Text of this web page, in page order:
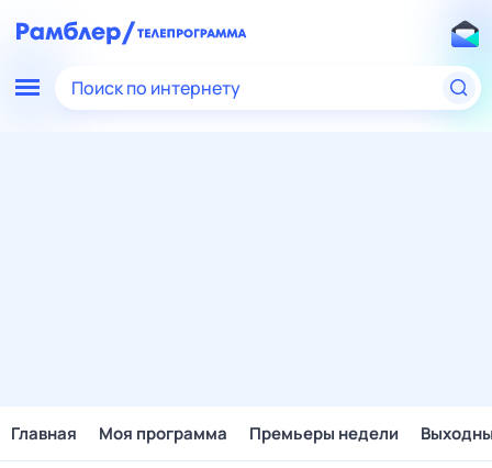
Поиск по интернету
Главная Моя программа Премьеры недели